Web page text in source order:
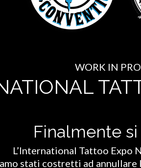
WORK IN
Finalmente si
L’International Tattoo Expo
stati costretti ad